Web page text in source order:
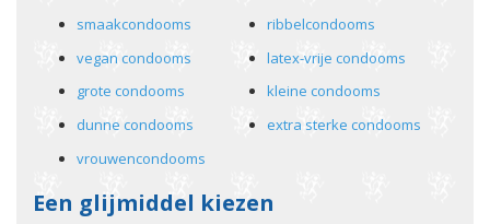
smaakcondooms
ribbelcondooms
vegan condooms
latex-vrije condooms
grote condooms
kleine condooms
dunne condooms
extra sterke condooms
vrouwencondooms
Een glijmiddel kiezen